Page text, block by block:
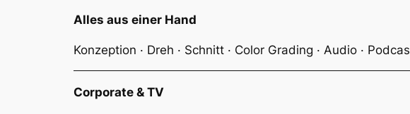
Alles aus einer Hand
Konzeption · Dreh · Schnitt · Color Grading · Audio ·
Corporate & TV